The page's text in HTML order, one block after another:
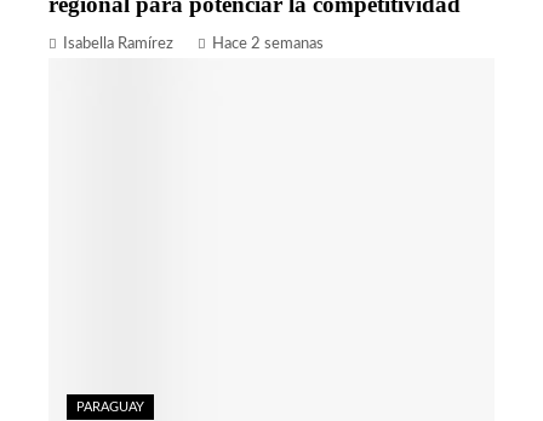
Isabella Ramírez Hace 2 semanas
PARAGUAY